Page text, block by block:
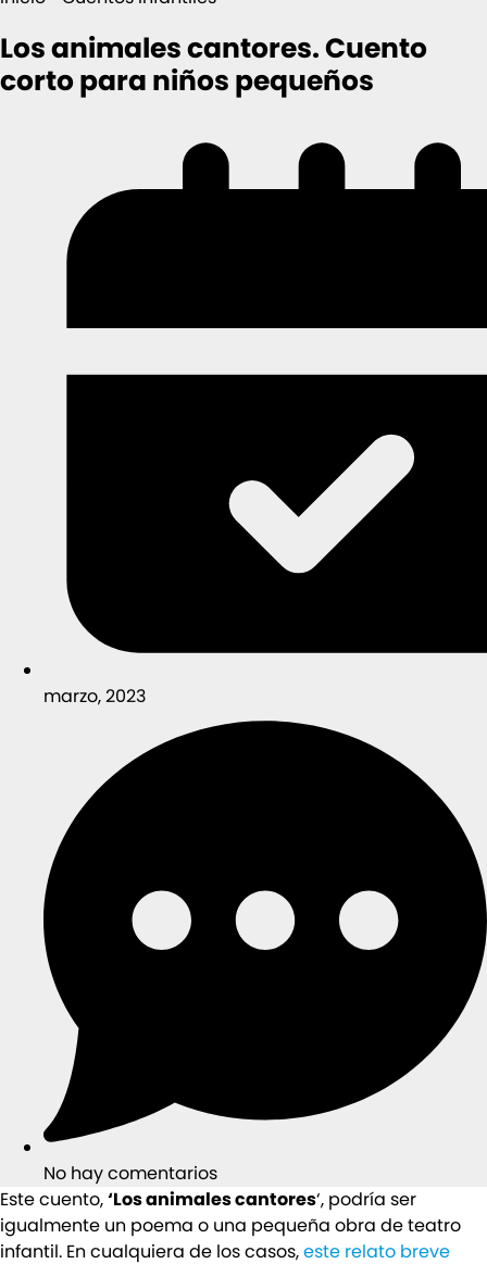
Los animales cantores. Cuento
corto para niños pequeños
marzo, 2023
No hay comentarios
Este cuento,‘Los animales cantores‘, podría ser
igualmente un poema o una pequeña obra de teatro
infantil. En cualquiera de los casos,este relato breve